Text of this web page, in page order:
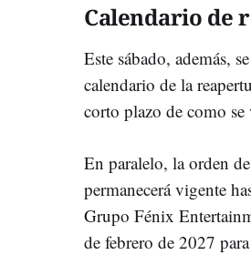
Calendario de
Este sábado, además,
calendario de la
corto plazo de como
En paralelo, la orden
permanecerá vigente
Grupo Fénix
de febrero de 2027